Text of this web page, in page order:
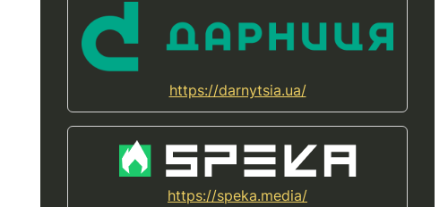
https://darnytsia.ua/
https://speka.media/